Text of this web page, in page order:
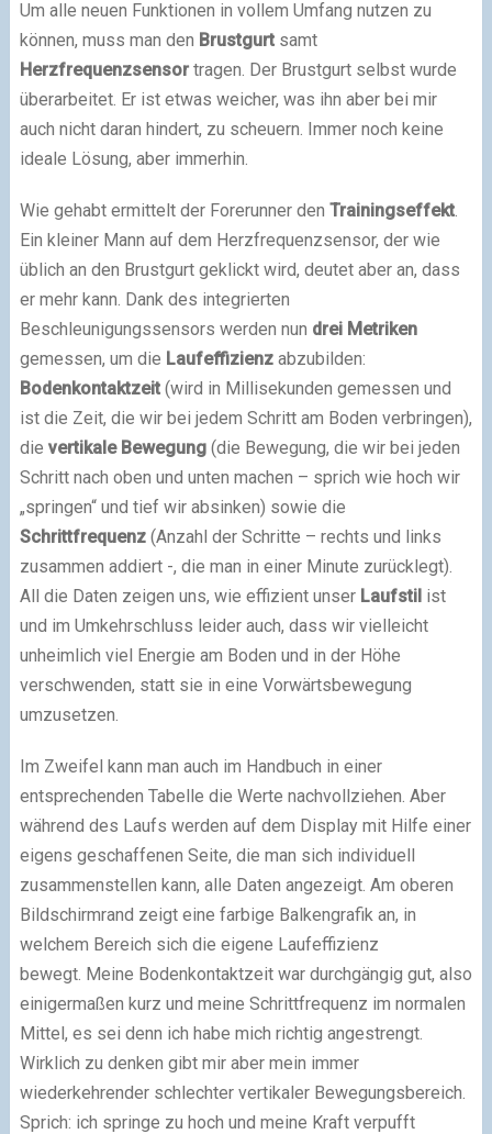
Um alle neuen Funktionen in vollem Umfang nutzen zu
können, muss man den Brustgurtsamt
Herzfrequenzsensortragen. Der Brustgurt selbst wurde
überarbeitet. Er ist etwas weicher, was ihn aber bei mir
auch nicht daran hindert, zu scheuern. Immer noch keine
ideale Lösung, aber immerhin.
Wie gehabt ermittelt der Forerunner den Trainingseffekt.
Ein kleiner Mann auf dem Herzfrequenzsensor, der wie
üblich an den Brustgurt geklickt wird, deutet aber an, dass
er mehr kann. Dank des integrierten
Beschleunigungssensors werden nun drei Metriken
gemessen, um die Laufeffizienzabzubilden:
Bodenkontaktzeit(wird in Millisekunden gemessen und
ist die Zeit, die wir bei jedem Schritt am Boden verbringen),
die vertikale Bewegung(die Bewegung, die wir bei jeden
Schritt nach oben und unten machen – sprich wie hoch wir
„springen“ und tief wir absinken) sowie die
Schrittfrequenz(Anzahl der Schritte – rechts und links
zusammen addiert -, die man in einer Minute zurücklegt).
All die Daten zeigen uns, wie effizient unser Laufstilist
und im Umkehrschluss leider auch, dass wir vielleicht
unheimlich viel Energie am Boden und in der Höhe
verschwenden, statt sie in eine Vorwärtsbewegung
umzusetzen.
Im Zweifel kann man auch im Handbuch in einer
entsprechenden Tabelle die Werte nachvollziehen. Aber
während des Laufs werden auf dem Display mit Hilfe einer
eigens geschaffenen Seite, die man sich individuell
zusammenstellen kann, alle Daten angezeigt. Am oberen
Bildschirmrand zeigt eine farbige Balkengrafik an, in
welchem Bereich sich die eigene Laufeffizienz
bewegt. Meine Bodenkontaktzeit war durchgängig gut, also
einigermaßen kurz und meine Schrittfrequenz im normalen
Mittel, es sei denn ich habe mich richtig angestrengt.
Wirklich zu denken gibt mir aber mein immer
wiederkehrender schlechter vertikaler Bewegungsbereich.
Sprich: ich springe zu hoch und meine Kraft verpufft